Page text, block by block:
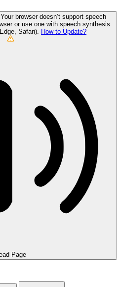
Your browser doesn’t support speech
or use one with speech synthesis
Safari). How to Update?
Page